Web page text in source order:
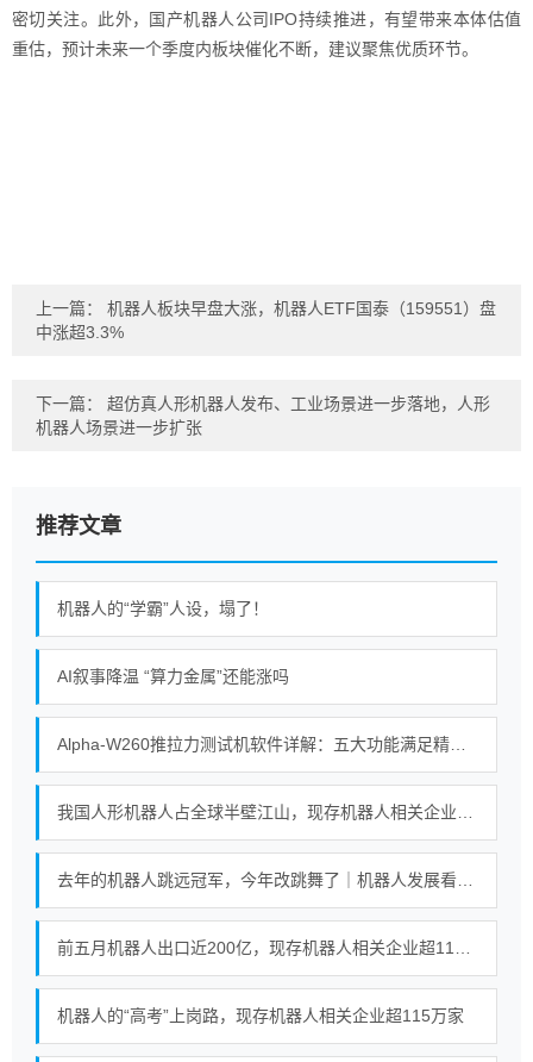
密切关注。此外，国产机器人公司IPO持续推进，有望带来本体估值
重估，预计未来一个季度内板块催化不断，建议聚焦优质环节。
上一篇： 机器人板块早盘大涨，机器人ETF国泰（159551）盘
中涨超3.3%
下一篇： 超仿真人形机器人发布、工业场景进一步落地，人形
机器人场景进一步扩张
推荐文章
机器人的“学霸”人设，塌了！
AI叙事降温 “算力金属”还能涨吗
机器人的“高考”上岗路，现存机器人相关企业超115万家